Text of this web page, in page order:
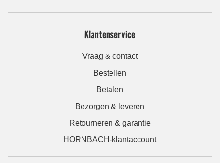
Klantenservice
Vraag & contact
Bestellen
Betalen
Bezorgen & leveren
Retourneren & garantie
HORNBACH-klantaccount